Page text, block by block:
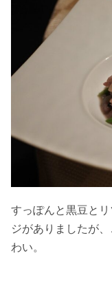
すっぽんと黒豆と
ジがありましたが
わい。